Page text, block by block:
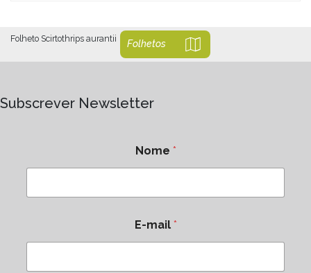
•Biologia, sintomas e plantas hospedeiras
• Estratégia de Controlo em Espanha (Centro IFAPA Las
Controlo Biológico (Koppert)
Folheto Scirtothrips aurantii Folhetos
Subscrever Newsletter
Nome *
E-mail *